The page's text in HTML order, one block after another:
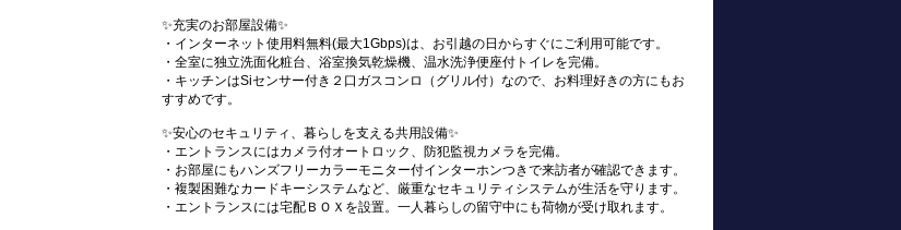
✨充実のお部屋設備✨
・インターネット使用料無料(最大1Gbps)は、お引越の日からすぐにご利用可能です。
・全室に独立洗面化粧台、浴室換気乾燥機、温水洗浄便座付トイレを完備。
・キッチンはSiセンサー付き２口ガスコンロ（グリル付）なので、お料理好きの方にもお
すすめです。
✨安心のセキュリティ、暮らしを支える共用設備✨
・エントランスにはカメラ付オートロック、防犯監視カメラを完備。
・お部屋にもハンズフリーカラーモニター付インターホンつきで来訪者が確認できます。
・複製困難なカードキーシステムなど、厳重なセキュリティシステムが生活を守ります。
・エントランスには宅配ＢＯＸを設置。一人暮らしの留守中にも荷物が受け取れます。